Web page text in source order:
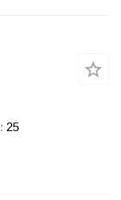
25